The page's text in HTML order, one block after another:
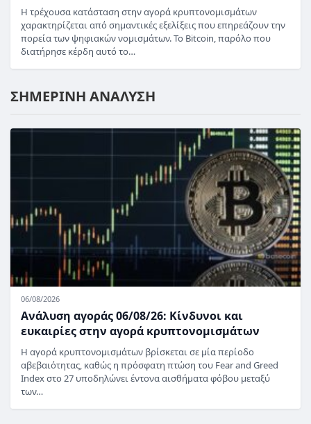
Η τρέχουσα κατάσταση στην αγορά κρυπτονομισμάτων
χαρακτηρίζεται από σημαντικές εξελίξεις που επηρεάζουν την
πορεία των ψηφιακών νομισμάτων. Το Bitcoin, παρόλο που
διατήρησε κέρδη αυτό το…
ΣΗΜΕΡΙΝΗ ΑΝΑΛΥΣΗ
06/08/2026
Ανάλυση αγοράς 06/08/26: Κίνδυνοι και
ευκαιρίες στην αγορά κρυπτονομισμάτων
Η αγορά κρυπτονομισμάτων βρίσκεται σε μία περίοδο
αβεβαιότητας, καθώς η πρόσφατη πτώση του Fear and Greed
Index στο 27 υποδηλώνει έντονα αισθήματα φόβου μεταξύ
των…